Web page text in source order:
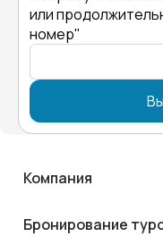
или
номер"
Компания
Бронирование